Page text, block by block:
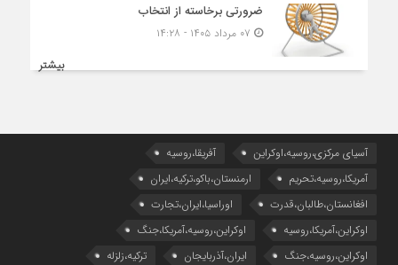
ضرورتی برخاسته از انتخاب
بیشتر
آسیای مرکزی،روسیه،اوکراین
آفریقا،روسیه
آمریکا،روسیه،تحریم
ارمنستان،باکو،ترکیه،ایران
افغانستان،طالبان،قدرت
اوراسیا،ایران،تجارت
اوکراین،آمریکا،روسیه
اوکراین،روسیه،آمریکا،جنگ
اوکراین،روسیه،جنگ
ایران،آذربایجان
ترکیه،زلزله